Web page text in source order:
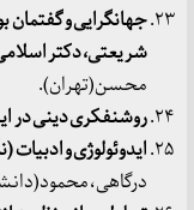
جهانگرایی و گفتمان
شریعتی، دکتر
محسن(تهران).
روشنفکری دینی در
ایدوئولوژی و
درگاهی ،